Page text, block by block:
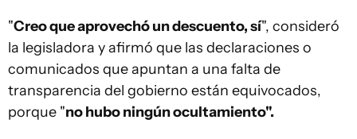
"Creo que aprovechó un descuento, sí", consideró
la legisladora y afirmó que las declaraciones o
comunicados que apuntan a una falta de
transparencia del gobierno están equivocados,
porque "no hubo ningún ocultamiento".